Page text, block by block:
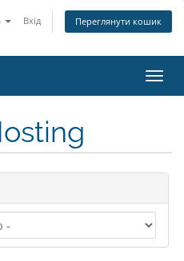
Вхід Переглянути кошик